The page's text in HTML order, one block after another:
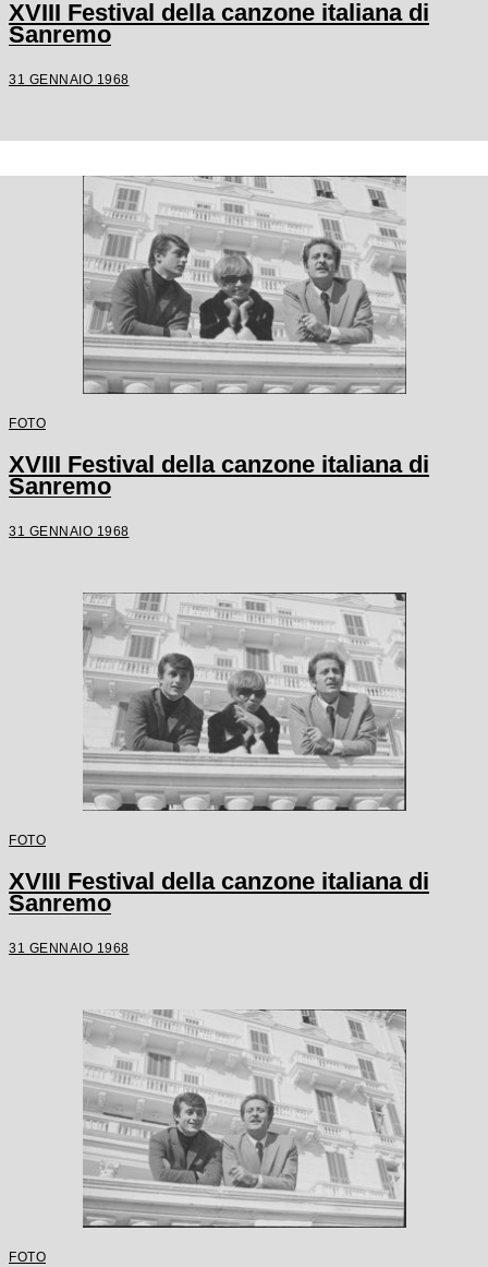
XVIII Festival della canzone italiana di
Sanremo
31 GENNAIO 1968
FOTO
XVIII Festival della canzone italiana di
Sanremo
31 GENNAIO 1968
FOTO
XVIII Festival della canzone italiana di
Sanremo
31 GENNAIO 1968
FOTO